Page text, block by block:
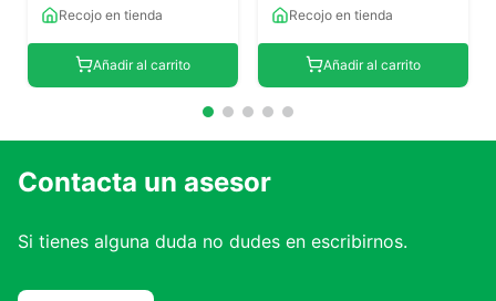
Recojo en tienda
Añadir al carrito
Recojo en tienda
Añadir al carrito
Contacta un asesor
Si tienes alguna duda no dudes en escribirnos.